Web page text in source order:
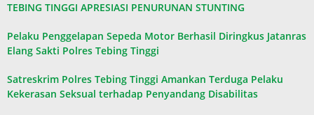
TEBING TINGGI APRESIASI PENURUNAN STUNTING
Pelaku Penggelapan Sepeda Motor Berhasil Diringkus Jatanras
Elang Sakti Polres Tebing Tinggi
Satreskrim Polres Tebing Tinggi Amankan Terduga Pelaku
Kekerasan Seksual terhadap Penyandang Disabilitas